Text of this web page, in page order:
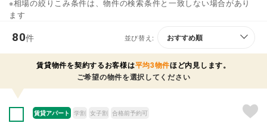
※相場の絞りこみ条件は、物件の検索条件と一致しない場合があり
ます
80件 並び替え:
賃貸物件を契約するお客様は平均3物件ほど内見します。
ご希望の物件を選択してください
賃貸アパート 学割 女子割 合格前予約可